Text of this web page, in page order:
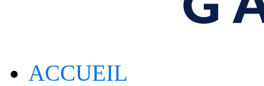
ACCUEIL